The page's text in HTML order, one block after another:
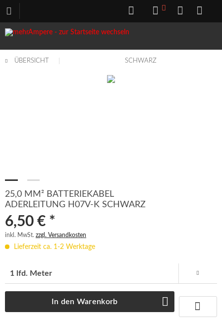
ÜBERSICHT SCHWARZ
25,0 MM² BATTERIEKABEL
ADERLEITUNG H07V-K SCHWARZ
6,50 € *
inkl. MwSt. zzgl. Versandkosten
Lieferzeit ca. 1-2 Werktage
In den Warenkorb